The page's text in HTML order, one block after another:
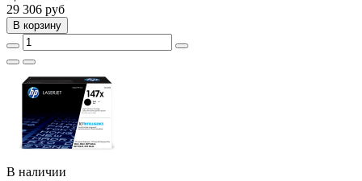
29 306 руб
В корзину
В наличии